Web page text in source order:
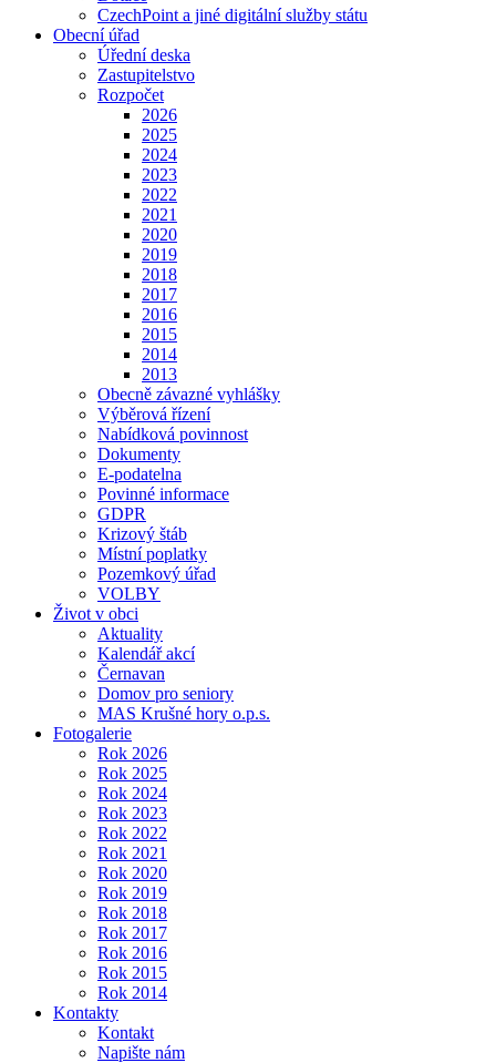
CzechPoint a jiné digitální služby státu
Obecní úřad
Úřední deska
Zastupitelstvo
Rozpočet
2026
2025
2024
2023
2022
2021
2020
2019
2018
2017
2016
2015
2014
2013
Obecně závazné vyhlášky
Výběrová řízení
Nabídková povinnost
Dokumenty
E-podatelna
Povinné informace
GDPR
Krizový štáb
Místní poplatky
Pozemkový úřad
VOLBY
Život v obci
Aktuality
Kalendář akcí
Černavan
Domov pro seniory
MAS Krušné hory o.p.s.
Fotogalerie
Rok 2026
Rok 2025
Rok 2024
Rok 2023
Rok 2022
Rok 2021
Rok 2020
Rok 2019
Rok 2018
Rok 2017
Rok 2016
Rok 2015
Rok 2014
Kontakty
Kontakt
Napište nám